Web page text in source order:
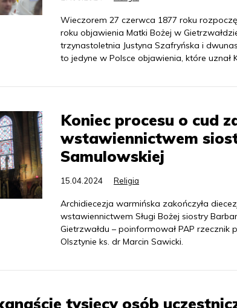
Wieczorem 27 czerwca 1877 roku
roku objawienia Matki Bożej w
trzynastoletnia Justyna Szafryńska i
to jedyne w Polsce objawienia, które uznał
Koniec procesu o cud
wstawiennictwem
Samulowskiej
15.04.2024 Religia
Archidiecezja warmińska zakończyła
wstawiennictwem Sługi Bożej siostry
Gietrzwałdu – poinformował PAP
Olsztynie ks. dr Marcin Sawicki.
tysięcy osób